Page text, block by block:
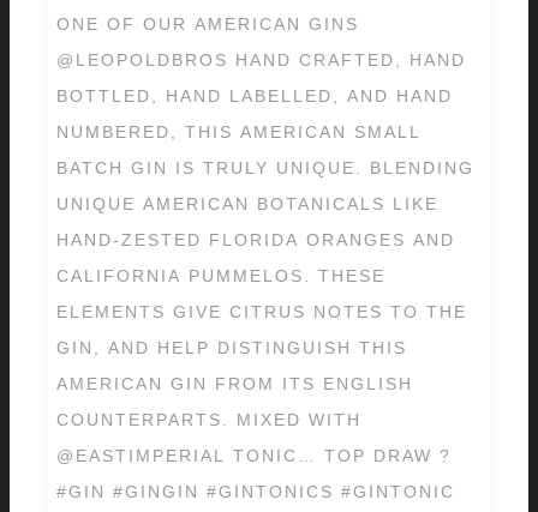
ONE OF OUR AMERICAN GINS
@LEOPOLDBROS HAND CRAFTED, HAND
BOTTLED, HAND LABELLED, AND HAND
NUMBERED, THIS AMERICAN SMALL
BATCH GIN IS TRULY UNIQUE. BLENDING
UNIQUE AMERICAN BOTANICALS LIKE
HAND-ZESTED FLORIDA ORANGES AND
CALIFORNIA PUMMELOS. THESE
ELEMENTS GIVE CITRUS NOTES TO THE
GIN, AND HELP DISTINGUISH THIS
AMERICAN GIN FROM ITS ENGLISH
COUNTERPARTS. MIXED WITH
@EASTIMPERIAL TONIC… TOP DRAW ?
#GIN #GINGIN #GINTONICS #GINTONIC